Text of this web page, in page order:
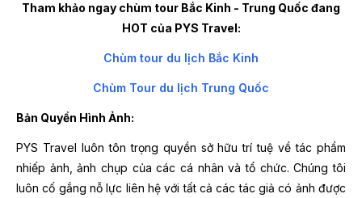
Tham khảo ngay chùm tour Bắc Kinh - Trung Quốc đang
HOT của PYS Travel:
Chùm tour du lịch Bắc Kinh
Chùm Tour du lịch Trung Quốc
Bản Quyền Hình Ảnh:
PYS Travel luôn tôn trọng quyền sở hữu trí tuệ về tác phẩm
nhiếp ảnh, ảnh chụp của các cá nhân và tổ chức. Chúng tôi
luôn cố gắng nỗ lực liên hệ với tất cả các tác giả có ảnh được